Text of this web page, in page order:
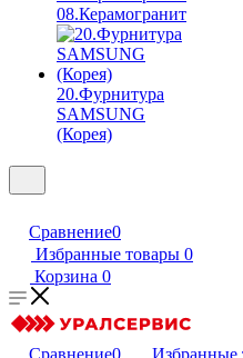
08.Керамогранит
20.Фурнитура
SAMSUNG
(Корея)
Сравнение0
Избранные товары 0
Корзина 0
Сравнение0 Избранные